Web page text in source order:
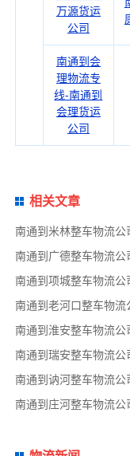
万源货运
公司
南通到会
理物流专
线-南通到
会理货运
公司
相关文章
南通到米林整车物流公
南通到广德整车物流公
南通到项城整车物流公
南通到老河口整车物流
南通到淮安整车物流公
南通到瑞安整车物流公
南通到讷河整车物流公
南通到庄河整车物流公